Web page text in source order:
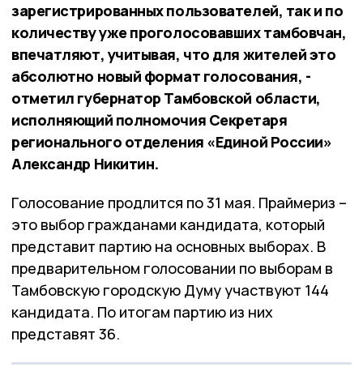
зарегистрированных пользователей, так и по
количеству уже проголосовавших тамбовчан,
впечатляют, учитывая, что для жителей это
абсолютно новый формат голосования, -
отметил губернатор Тамбовской области,
исполняющий полномочия Секретаря
регионального отделения «Единой России»
Александр Никитин.
Голосование продлится по 31 мая. Праймериз –
это выбор гражданами кандидата, который
представит партию на основных выборах. В
предварительном голосовании по выборам в
Тамбовскую городскую Думу участвуют 144
кандидата. По итогам партию из них
представят 36.